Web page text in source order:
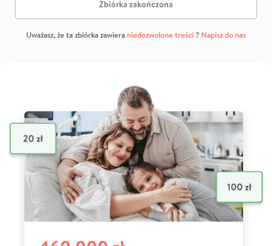
Zbiórka zakończona
Uważasz, że ta zbiórka zawiera niedozwolone treści? Napisz do nas